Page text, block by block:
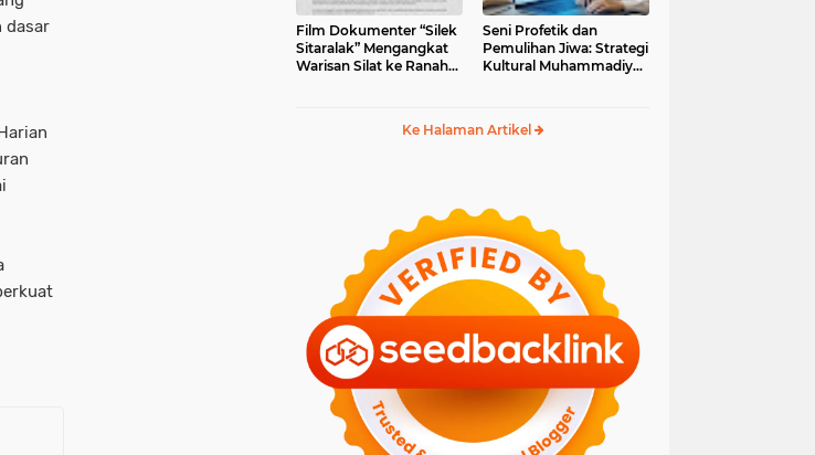
dasar
Film Dokumenter “Silek
Sitaralak” Mengangkat
Warisan Silat ke Ranah
Seni Profetik dan
Pemulihan Jiwa: Strategi
Kultural Muhammadiyah
Ke Halaman Artikel